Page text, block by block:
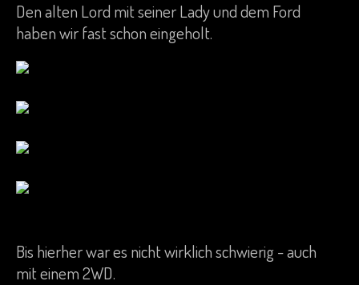
Den alten Lord mit seiner Lady und dem Ford
haben wir fast schon eingeholt.
Bis hierher war es nicht wirklich schwierig - auch
mit einem 2WD.